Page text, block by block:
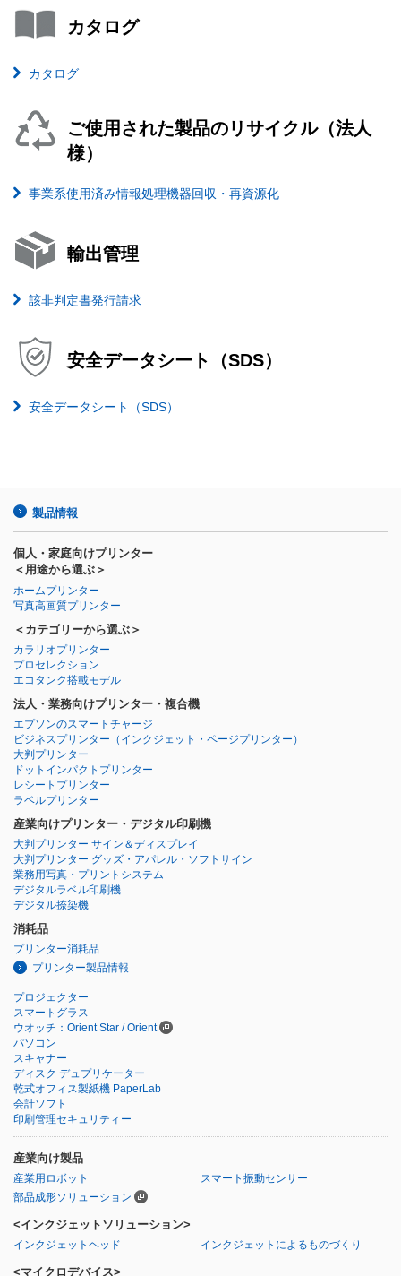
カタログ
カタログ
ご使用された製品のリサイクル（法人
様）
事業系使用済み情報処理機器回収・再資源化
輸出管理
該非判定書発行請求
安全データシート（SDS）
安全データシート（SDS）
製品情報
個人・家庭向けプリンター
＜用途から選ぶ＞
ホームプリンター
写真高画質プリンター
＜カテゴリーから選ぶ＞
カラリオプリンター
プロセレクション
エコタンク搭載モデル
法人・業務向けプリンター・複合機
エプソンのスマートチャージ
ビジネスプリンター （インクジェット・ページプリンター）
大判プリンター
ドットインパクトプリンター
レシートプリンター
ラベルプリンター
産業向けプリンター・デジタル印刷機
大判プリンター サイン＆ディスプレイ
大判プリンター グッズ・アパレル・ソフトサイン
業務用写真・プリントシステム
デジタルラベル印刷機
デジタル捺染機
消耗品
プリンター消耗品
プリンター製品情報
プロジェクター
スマートグラス
ウオッチ：Orient Star / Orient
パソコン
スキャナー
ディスク デュプリケーター
乾式オフィス製紙機 PaperLab
会計ソフト
印刷管理セキュリティー
産業向け製品
産業用ロボット
スマート振動センサー
部品成形ソリューション
<インクジェットソリューション>
インクジェットヘッド インクジェットによるものづくり
<マイクロデバイス>